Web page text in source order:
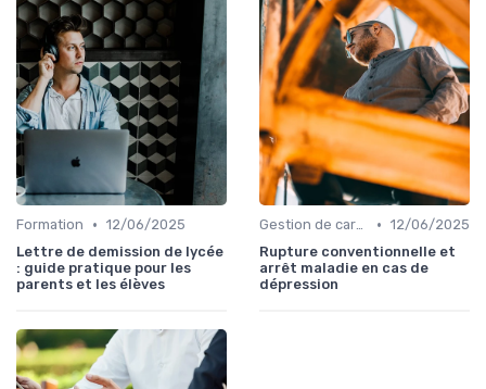
Formation • 12/06/2025
Lettre de demission de lycée
: guide pratique pour les
parents et les élèves
Gestion de carrière • 12/06/2025
Rupture conventionnelle et
arrêt maladie en cas de
dépression